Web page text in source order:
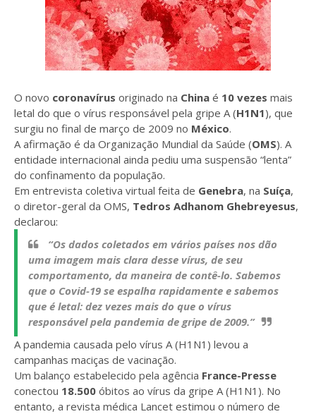
O novo coronavírus originado na China é 10 vezes mais
letal do que o vírus responsável pela gripe A (H1N1), que
surgiu no final de março de 2009 no México.
A afirmação é da Organização Mundial da Saúde (OMS). A
entidade internacional ainda pediu uma suspensão “lenta”
do confinamento da população.
Em entrevista coletiva virtual feita de Genebra, na Suíça,
o diretor-geral da OMS, Tedros Adhanom Ghebreyesus,
declarou:
“Os dados coletados em vários países nos dão
uma imagem mais clara desse vírus, de seu
comportamento, da maneira de contê-lo. Sabemos
que o Covid-19 se espalha rapidamente e sabemos
que é letal: dez vezes mais do que o vírus
responsável pela pandemia de gripe de 2009.”
A pandemia causada pelo vírus A (H1N1) levou a
campanhas maciças de vacinação.
Um balanço estabelecido pela agência France-Presse
conectou 18.500 óbitos ao vírus da gripe A (H1N1). No
entanto, a revista médica Lancet estimou o número de